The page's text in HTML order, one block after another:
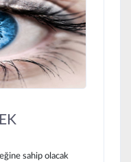
sahip olacak